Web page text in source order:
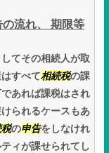
流れ、 期限等
てその相続人が取
すべて相続税の課
あれば課税はされ
られるケースもあ
の申告をしなけれ
ィが課せられてし